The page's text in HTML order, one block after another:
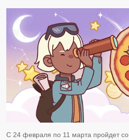
С 24 февраля по 11 марта пройдет